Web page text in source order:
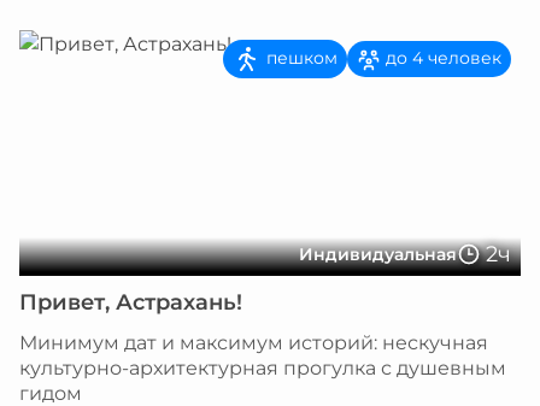
Индивидуальная 2ч
пешком до 4 человек
Привет, Астрахань!
Минимум дат и максимум историй: нескучная
культурно-архитектурная прогулка с душевным
гидом